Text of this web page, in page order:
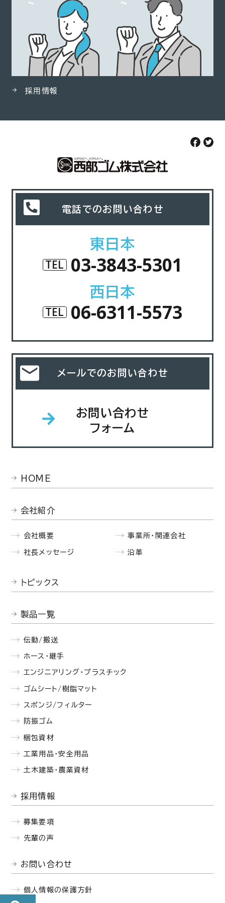
採用情報
電話でのお問い合わせ
東日本
TEL 03-3843-5301
西日本
TEL 06-6311-5573
メールでのお問い合わせ
お問い合わせ
フォーム
HOME
会社紹介
会社概要
社長メッセージ
事業所・関連会社
沿革
トピックス
製品一覧
伝動/搬送
ホース・継手
エンジニアリング・プラスチック
ゴムシート/樹脂マット
スポンジ/フィルター
防振ゴム
梱包資材
工業用品・安全用品
土木建築・農業資材
採用情報
募集要項
先輩の声
お問い合わせ
個人情報の保護方針